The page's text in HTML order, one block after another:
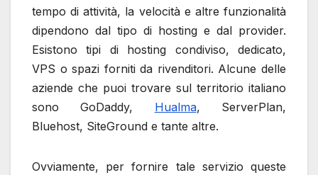
tempo di attività, la velocità e altre funzionalità
dipendono dal tipo di hosting e dal provider.
Esistono tipi di hosting condiviso, dedicato,
VPS o spazi forniti da rivenditori. Alcune delle
aziende che puoi trovare sul territorio italiano
sono GoDaddy, Hualma, ServerPlan,
Bluehost, SiteGround e tante altre.
Ovviamente, per fornire tale servizio queste